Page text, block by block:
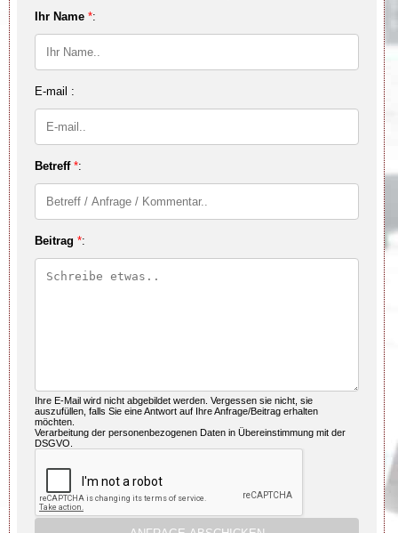
Ihr Name *:
E-mail :
Betreff *:
Beitrag *:
Ihre E-Mail wird nicht abgebildet werden. Vergessen sie nicht, sie
auszufüllen, falls Sie eine Antwort auf Ihre Anfrage/Beitrag erhalten
möchten.
Verarbeitung der personenbezogenen Daten in Übereinstimmung mit der
DSGVO.